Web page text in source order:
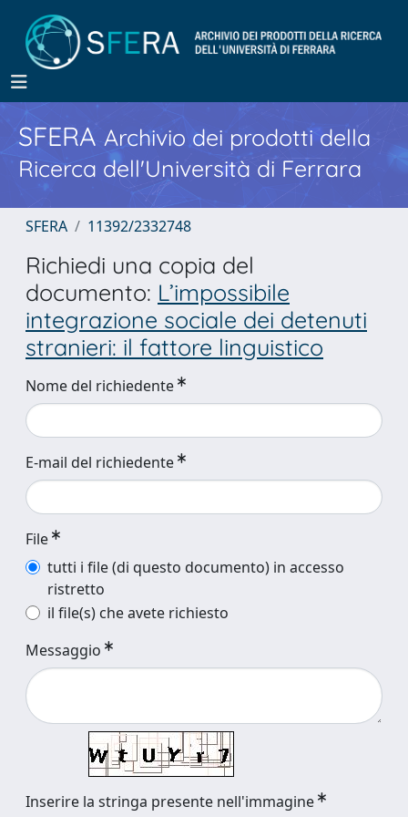
SFERA Archivio dei prodotti della
Ricerca dell'Università di Ferrara
SFERA 11392/2332748
Richiedi una copia del
documento: L’impossibile
integrazione sociale dei detenuti
stranieri: il fattore linguistico
Nome del richiedente
E-mail del richiedente
File
tutti i file (di questo documento) in accesso
ristretto
il file(s) che avete richiesto
Messaggio
Inserire la stringa presente nell'immagine